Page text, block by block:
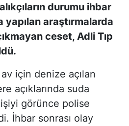
durumu ihbar
yapılan araştırmalarda
ceset, Adli Tıp
için denize açılan
açıklarında suda
görünce polise
İhbar sonrası olay
GÜNDEMİ